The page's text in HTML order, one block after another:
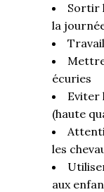
Sortir
la
écuries
Eviter
(haute
les
aux